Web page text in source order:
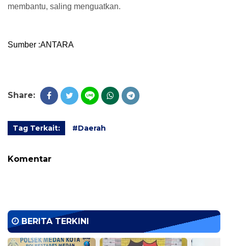
membantu, saling menguatkan.
Sumber :ANTARA
Share:
Tag Terkait: #Daerah
Komentar
BERITA TERKINI